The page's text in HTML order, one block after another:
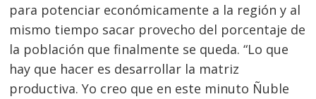
para potenciar económicamente a la región y al
mismo tiempo sacar provecho del porcentaje de
la población que finalmente se queda. “Lo que
hay que hacer es desarrollar la matriz
productiva. Yo creo que en este minuto Ñuble